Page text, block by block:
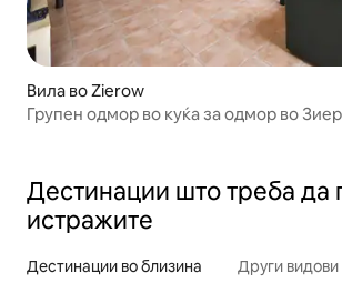
Вила во Zierow
Групен одмор во куќа за одмор во
Дестинации што треба да
истражите
Дестинации во близина Други